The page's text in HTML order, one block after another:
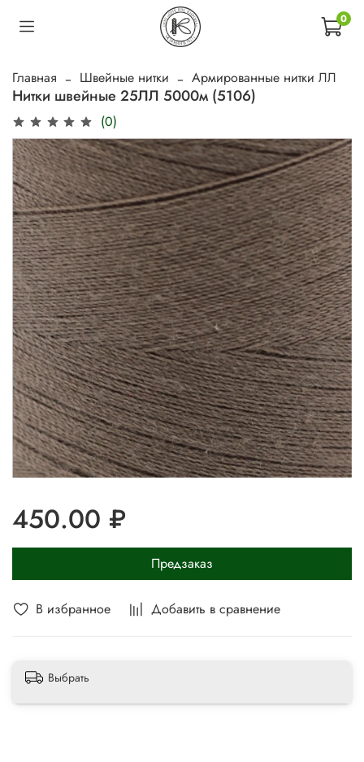
0
Главная Швейные нитки Армированные нитки ЛЛ
Нитки швейные 25ЛЛ 5000м (5106)
(0)
В избранное Добавить в сравнение
450.00 ₽
Предзаказ
Выбрать